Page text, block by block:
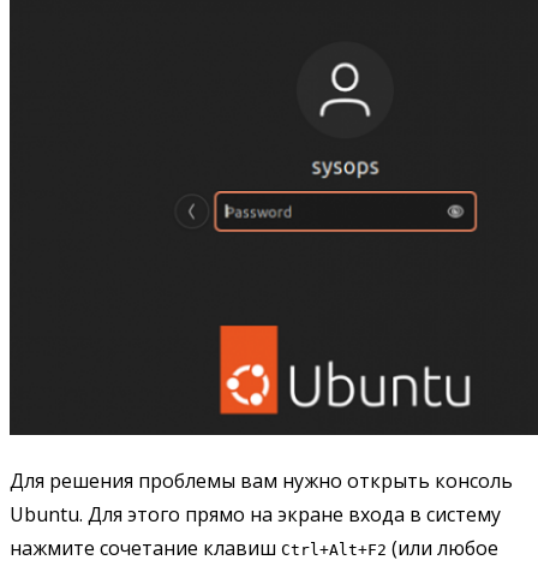
Для решения проблемы вам нужно открыть консоль
Ubuntu. Для этого прямо на экране входа в систему
нажмите сочетание клавиш Ctrl+Alt+F2 (или любое